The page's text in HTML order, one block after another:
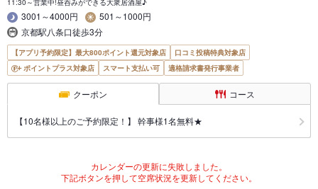
11:30～営業中!昼呑みができる大衆居酒屋♪
3001～4000円
501～1000円
京都駅八条口徒歩3分
【アプリ予約限定】最大800ポイント還元対象店
口コミ投稿特典対象店
ポイントプラス対象店
スマート支払い可 適格請求書発行事業者
クーポン コース
【10名様以上のご予約限定！】 幹事様1名無料★
カレンダーの更新に失敗しました。
下記ボタンを押して空席状況を更新してください。